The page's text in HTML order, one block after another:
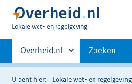
U
hier:
Lokale wet- en regelgeving
Primaire
navigatie
Andere
sites
binnen
Overheid.nl Zoeken
U bent hier: Lokale wet- en regelgeving